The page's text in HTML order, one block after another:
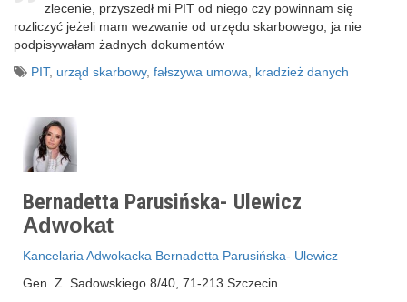
zlecenie, przyszedł mi PIT od niego czy powinnam się
rozliczyć jeżeli mam wezwanie od urzędu skarbowego, ja nie
podpisywałam żadnych dokumentów
PIT, urząd skarbowy, fałszywa umowa kradzież danych
Bernadetta Parusińska- Ulewicz
Adwokat
Kancelaria Adwokacka Bernadetta Parusińska- Ulewicz
Gen. Z. Sadowskiego 8/40, 71-213 Szczecin